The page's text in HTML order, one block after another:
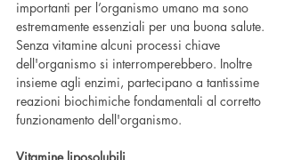
importanti per l’organismo umano ma sono
estremamente essenziali per una buona salute.
Senza vitamine alcuni processi chiave
dell'organismo si interromperebbero. Inoltre
insieme agli enzimi, partecipano a tantissime
reazioni biochimiche fondamentali al corretto
funzionamento dell'organismo.